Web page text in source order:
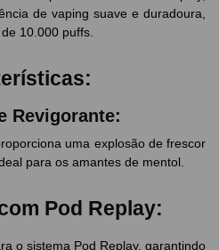
de vaping suave e duradoura,
10.000 puffs.
Revigorante:
uma explosão de frescor
para os amantes de mentol.
Pod Replay:
o sistema Pod Replay, garantindo